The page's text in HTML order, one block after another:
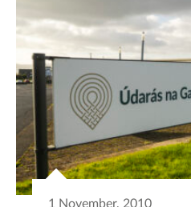
1 November, 2010